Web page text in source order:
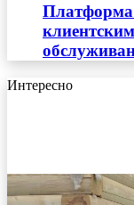
Платформа
Интересно